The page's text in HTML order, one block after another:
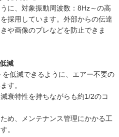
に、対象振動周波数：8Hz～の高
採用しています。外部からの伝達
や画像のブレなどを防止できま
減
低減できるように、エアー不要の
す。
衰特性を持ちながらも約1/2のコ
め、メンテナンス管理にかかる工
。